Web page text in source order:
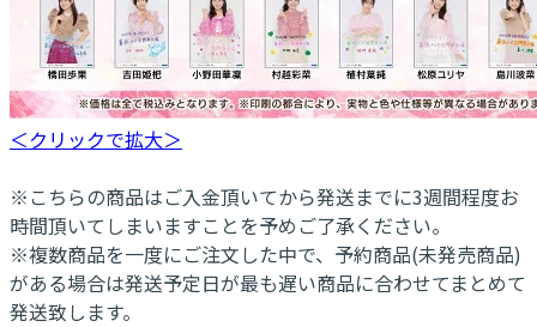
＜クリックで拡大＞
※こちらの商品はご入金頂いてから発送までに3週間程度お
時間頂いてしまいますことを予めご了承ください。
※複数商品を一度にご注文した中で、予約商品(未発売商品)
がある場合は発送予定日が最も遅い商品に合わせてまとめて
発送致します。